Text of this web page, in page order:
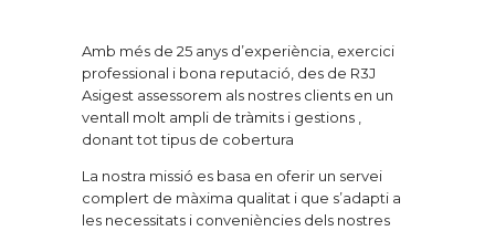
Amb més de 25 anys d’experiència, exercici
professional i bona reputació, des de R3J
Asigest assessorem als nostres clients en un
ventall molt ampli de tràmits i gestions ,
donant tot tipus de cobertura
La nostra missió es basa en oferir un servei
complert de màxima qualitat i que s’adapti a
les necessitats i conveniències dels nostres